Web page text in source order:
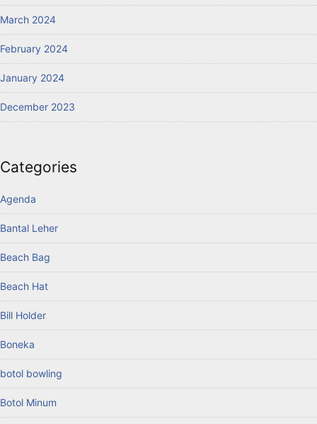
March 2024
February 2024
January 2024
December 2023
Categories
Agenda
Bantal Leher
Beach Bag
Beach Hat
Bill Holder
Boneka
botol bowling
Botol Minum